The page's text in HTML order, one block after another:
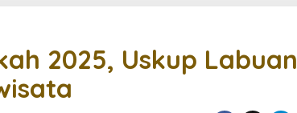
2025, Uskup Labuan